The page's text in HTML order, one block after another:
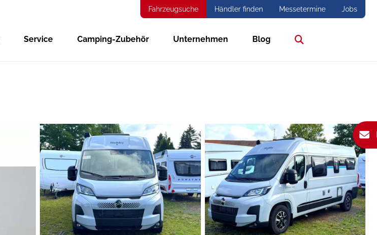
Fahrzeugsuche Händler finden Messetermine Jobs
Service Camping-Zubehör Unternehmen Blog